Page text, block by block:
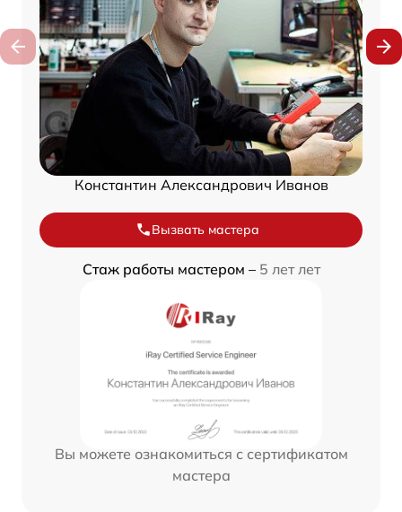
Константин Александрович Иванов
Вызвать мастера
Стаж работы мастером – 5 лет лет
Вы можете ознакомиться с сертификатом
мастера